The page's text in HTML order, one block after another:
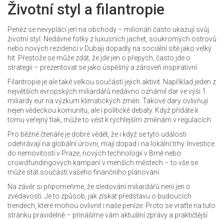
Životní styl a filantropie
Peněz se nevyplácí jen na obchody – milionáři často ukazují svůj
životní styl. Nedávné fotky z luxusních jachet, soukromých ostrovů
nebo nových rezidencí v Dubaji dopadly na sociální sítě jako velký
hit. Přestože se může zdát, že jde jen o přepych, často jde o
strategii – prezentovat se jako úspěšný a zároveň inspirativní.
Filantropie je ale také velkou součástí jejich aktivit. Například jeden z
největších evropských miliardářů nedávno oznámil dar ve výši 1
miliardy eur na výzkum klimatických změn. Takové dary ovlivňují
nejen vědeckou komunitu, ale i politické debaty. Když přidáte k
tomu veřejný tlak, může to vést k rychlejším změnám v regulacích.
Pro běžné čtenáře je dobré vědět, že i když se tyto události
odehrávají na globální úrovni, mají dopad i na lokální trhy. Investice
do nemovitostí v Praze, nových technologií v Brně nebo
crowdfundingových kampaní v menších městech – to vše se
může stát součástí vašeho finančního plánování.
Na závěr si připomeňme, že sledování miliardářů není jen o
zvědavosti. Je to způsob, jak získat představu o budoucích
trendech, které mohou ovlivnit i naše peníze. Proto se vraťte na tuto
stránku pravidelně – přinášíme vám aktuální zprávy a praktičtější